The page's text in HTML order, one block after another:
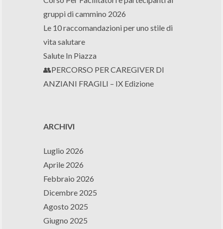
gruppi di cammino 2026
Le 10 raccomandazioni per uno stile di
vita salutare
Salute In Piazza
👥PERCORSO PER CAREGIVER DI
ANZIANI FRAGILI – IX Edizione
ARCHIVI
Luglio 2026
Aprile 2026
Febbraio 2026
Dicembre 2025
Agosto 2025
Giugno 2025